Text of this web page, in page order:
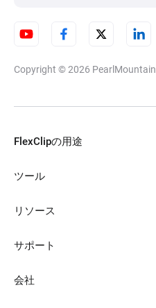
Copyright © 2026 PearlMountain
FlexClipの用途
ツール
リソース
サポート
会社